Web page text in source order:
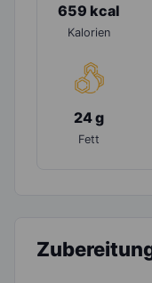
659 kcal
Kalorien
24 g
Fett